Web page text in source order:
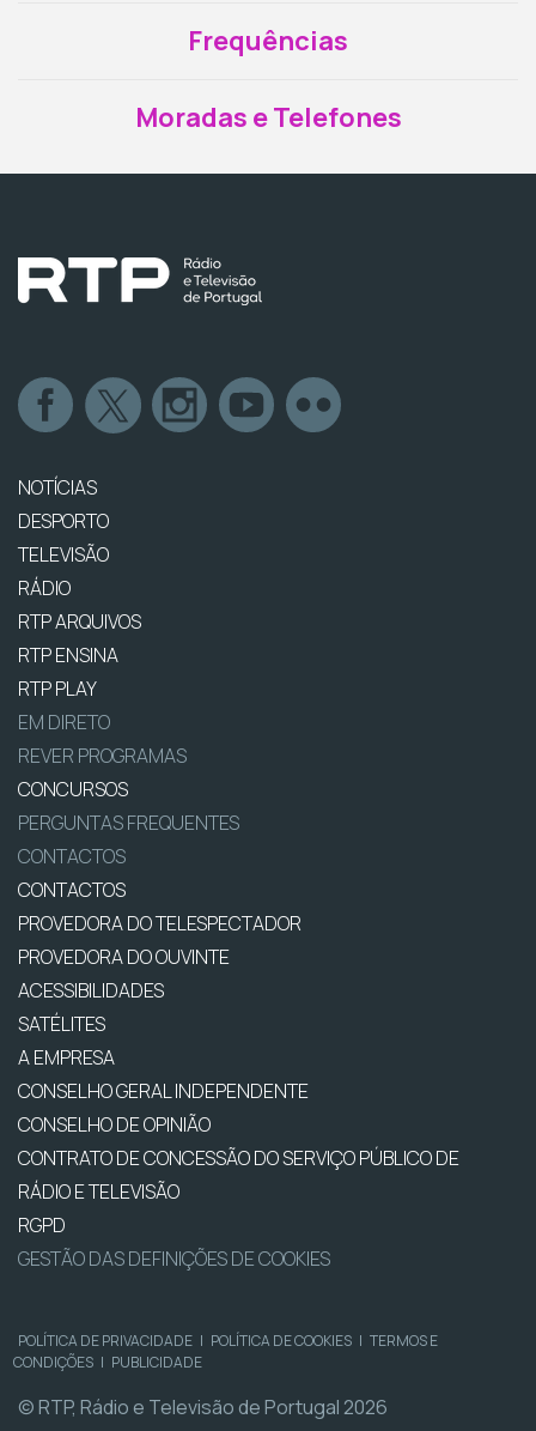
Frequências
Moradas e Telefones
NOTÍCIAS
DESPORTO
TELEVISÃO
RÁDIO
RTP ARQUIVOS
RTP ENSINA
RTP PLAY
EM DIRETO
REVER PROGRAMAS
CONCURSOS
PERGUNTAS FREQUENTES
CONTACTOS
CONTACTOS
PROVEDORA DO TELESPECTADOR
PROVEDORA DO OUVINTE
ACESSIBILIDADES
SATÉLITES
A EMPRESA
CONSELHO GERAL INDEPENDENTE
CONSELHO DE OPINIÃO
CONTRATO DE CONCESSÃO DO SERVIÇO PÚBLICO DE
RÁDIO E TELEVISÃO
RGPD
GESTÃO DAS DEFINIÇÕES DE COOKIES
POLÍTICA DE PRIVACIDADE | POLÍTICA DE COOKIES | TERMOS E
CONDIÇÕES | PUBLICIDADE
© RTP, Rádio e Televisão de Portugal 2026